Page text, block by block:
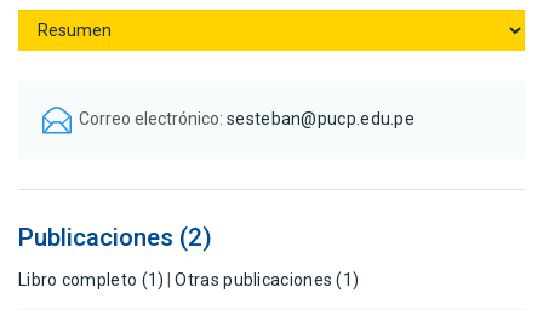
Correo electrónico: sesteban@pucp.edu.pe
Publicaciones (2)
Libro completo (1) |Otras publicaciones (1)